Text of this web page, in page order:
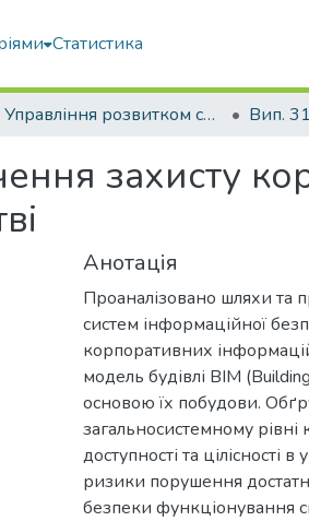
Статистика
Управління розвитком складних систем Вип. 31
захисту
Анотація
Проаналізовано шляхи та
систем інформаційної
корпоративних
модель будівлі ВІМ
основою їх побудови.
загальносистемному рівні
доступності та
ризики порушення
безпеки функціонування